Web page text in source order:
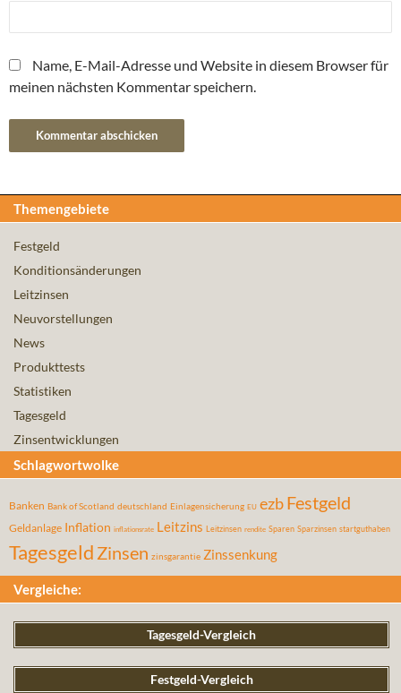
Name, E-Mail-Adresse und Website in diesem Browser für
meinen nächsten Kommentar speichern.
Themengebiete
Festgeld
Konditionsänderungen
Leitzinsen
Neuvorstellungen
News
Produkttests
Statistiken
Tagesgeld
Zinsentwicklungen
Schlagwortwolke
Banken Bank of Scotland deutschland Einlagensicherung EU ezbFestgeld
Geldanlage Inflation inflationsrate Leitzins Leitzinsen rendite Sparen Sparzinsen startguthaben
Tagesgeld Zinsen zinsgarantie Zinssenkung
Vergleiche:
Tagesgeld-Vergleich
Festgeld-Vergleich